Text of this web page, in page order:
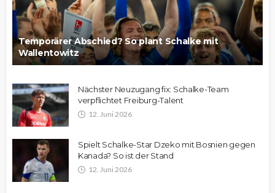
Temporärer Abschied? So plant Schalke mit
Wallentowitz
Nächster Neuzugang fix: Schalke-Team
verpflichtet Freiburg-Talent
12. Juni 2026
Spielt Schalke-Star Dzeko mit Bosnien gegen
Kanada? So ist der Stand
12. Juni 2026